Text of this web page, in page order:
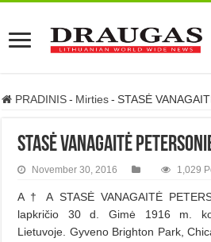
PRADINIS - Mirties - STASĖ
STASĖ VANAGAITĖ
November 30, 2016 1,029
A † A STASĖ VANAGAITĖ
lapkričio 30 d. Gimė 1916 m.
Lietuvoje. Gyveno Brighton Park,